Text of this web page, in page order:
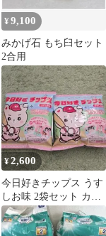
¥9,100
みかげ石 もち臼セット
2合用
¥2,600
今日好きチップス うす
しお味 2袋セット カー
ド付き